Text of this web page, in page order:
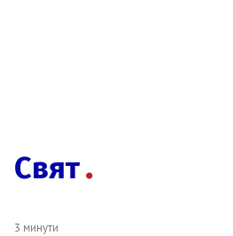
Свят
3 минути